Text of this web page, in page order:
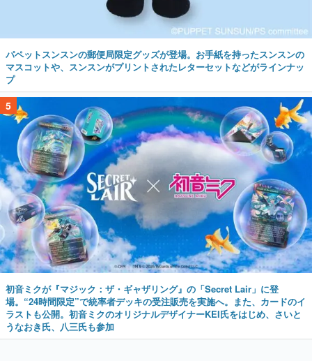
パペットスンスンの郵便局限定グッズが登場。お手紙を持ったスンスンの
マスコットや、スンスンがプリントされたレターセットなどがラインナッ
プ
5
初音ミクが『マジック：ザ・ギャザリング』の「Secret Lair」に登
場。“24時間限定”で統率者デッキの受注販売を実施へ。また、カードのイ
ラストも公開。初音ミクのオリジナルデザイナーKEI氏をはじめ、さいと
うなおき氏、八三氏も参加